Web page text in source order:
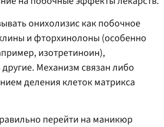
онихолизис как побочное
и фторхинолоны (особенно
изотретиноин),
Механизм связан либо
деления клеток матрикса
перейти на маникюр